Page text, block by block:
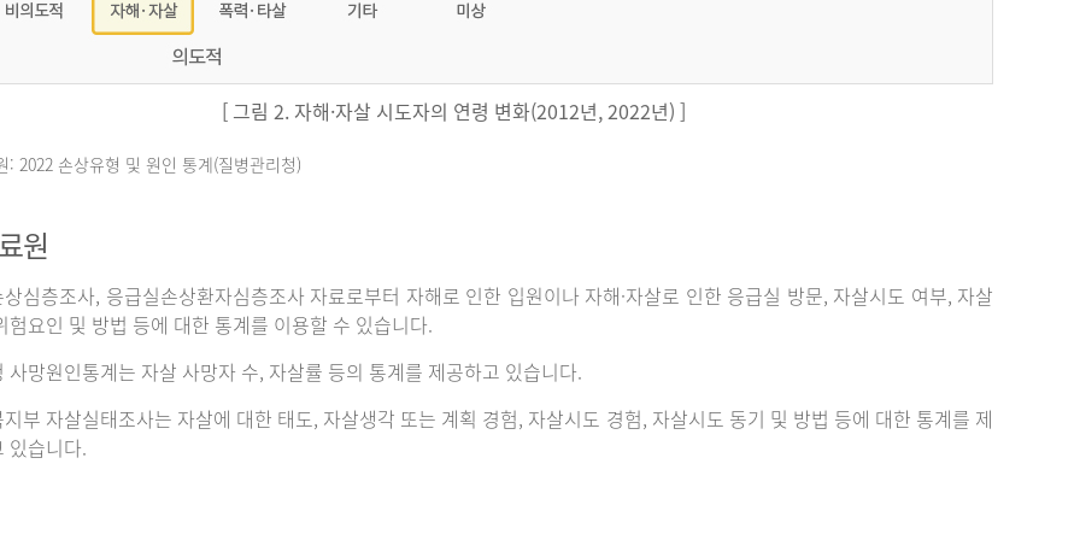
[ 그림 2. 자해·자살 시도자의 연령 변화(2012년, 2022년) ]
: 2022 손상유형 및 원인 통계(질병관리청)
원
심층조사, 응급실손상환자심층조사 자료로부터 자해로 인한 입원이나 자해·자살로 인한 응급실 방문, 자살시도 여부, 자살
험요인 및 방법 등에 대한 통계를 이용할 수 있습니다.
사망원인통계는 자살 사망자 수, 자살률 등의 통계를 제공하고 있습니다.
부 자살실태조사는 자살에 대한 태도, 자살생각 또는 계획 경험, 자살시도 경험, 자살시도 동기 및 방법 등에 대한 통계를 제
있습니다.